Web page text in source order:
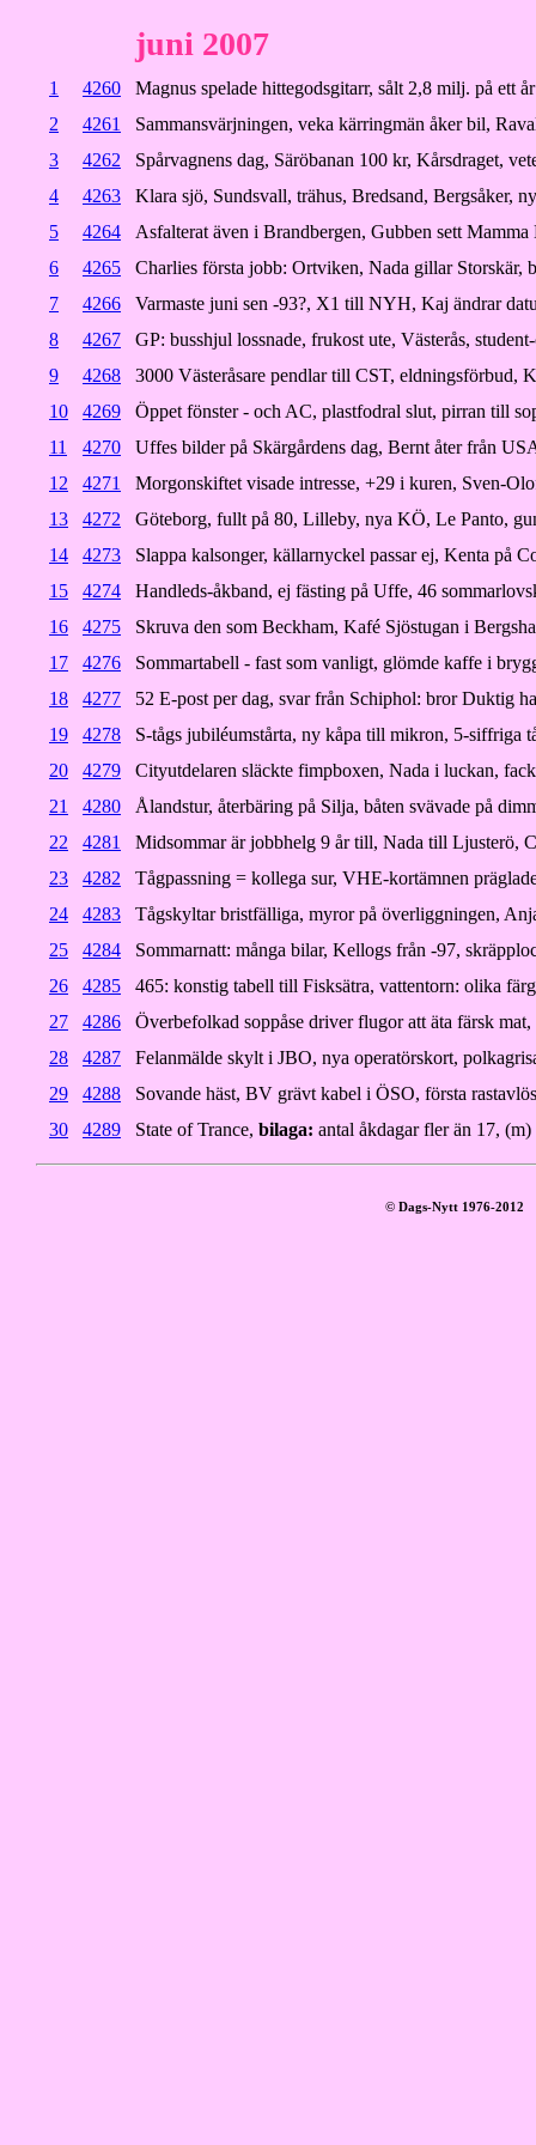
juni 2007
1 4260
Magnus spelade hittegodsgitarr, sålt 2,8 milj. på ett
2
4261
Sammansvärjningen, veka kärringmän åker bil,
3
4262
Spårvagnens dag, Säröbanan 100 kr, Kårsdraget,
4
4263
Klara sjö, Sundsvall, trähus, Bredsand, Bergsåker,
5
4264
Asfalterat även i Brandbergen, Gubben sett Mamma
6
4265
Charlies första jobb: Ortviken, Nada gillar Storskär,
7
4266
Varmaste juni sen -93?, X1 till NYH, Kaj ändrar
8
4267
GP: busshjul lossnade, frukost ute, Västerås,
9
4268
3000 Västeråsare pendlar till CST, eldningsförbud,
10
4269
Öppet fönster - och AC, plastfodral slut, pirran till
11
4270
Uffes bilder på Skärgårdens dag, Bernt åter från
12
4271
Morgonskiftet visade intresse, +29 i kuren, Sven-
13
4272
Göteborg, fullt på 80, Lilleby, nya KÖ, Le Panto,
14
4273
Slappa kalsonger, källarnyckel passar ej, Kenta på
15
4274
Handleds-åkband, ej fästing på Uffe, 46
16
4275
Skruva den som Beckham, Kafé Sjöstugan i
17
4276
Sommartabell - fast som vanligt, glömde kaffe i
18
4277
52 E-post per dag, svar från Schiphol: bror Duktig
19
4278
S-tågs jubiléumstårta, ny kåpa till mikron, 5-siffriga
20
4279
Cityutdelaren släckte fimpboxen, Nada i luckan,
21
4280
Ålandstur, återbäring på Silja, båten svävade på
22
4281
Midsommar är jobbhelg 9 år till, Nada till Ljusterö,
23
4282
Tågpassning = kollega sur, VHE-kortämnen
24
4283
Tågskyltar bristfälliga, myror på överliggningen,
25
4284
Sommarnatt: många bilar, Kellogs från -97,
26
4285
465: konstig tabell till Fisksätra, vattentorn: olika
27
4286
Överbefolkad soppåse driver flugor att äta färsk
28
4287
Felanmälde skylt i JBO, nya operatörskort,
29
4288
Sovande häst, BV grävt kabel i ÖSO, första
30
4289 State of Trance, bilaga: antal åkdagar fler än 17,
© Dags-Nytt 1976-2012